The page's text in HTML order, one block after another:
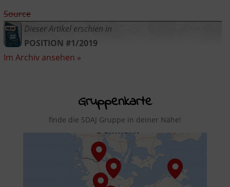
Source
Dieser Artikel erschien in
POSITION #1/2019
Im Archiv ansehen »
Gruppenkarte
finde die SDAJ Gruppe in deiner Nähe!